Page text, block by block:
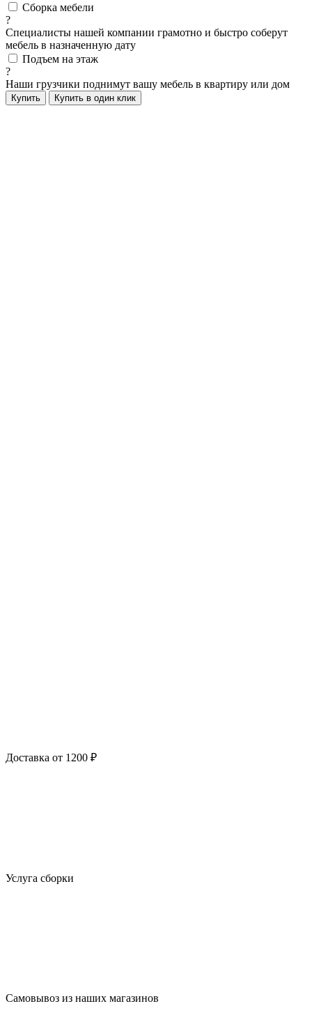
Сборка мебели
?
Специалисты нашей компании грамотно и быстро соберут
мебель в назначенную дату
Подъем на этаж
?
Наши грузчики поднимут вашу мебель в квартиру или дом
Купить Купить в один клик
Доставка от 1200 ₽
Услуга сборки
Самовывоз из наших магазинов